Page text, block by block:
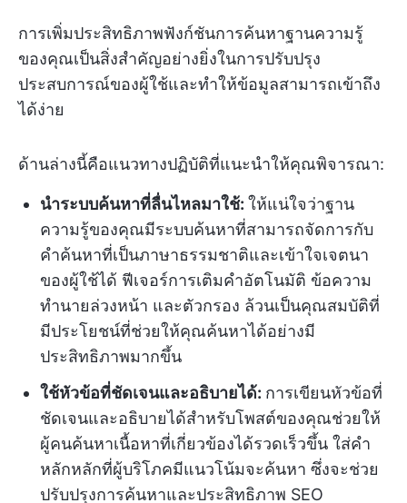
การเพิ่มประสิทธิภาพฟังก์ชันการค้นหาฐานความรู้
ของคุณเป็นสิ่งสำคัญอย่างยิ่งในการปรับปรุง
ประสบการณ์ของผู้ใช้และทำให้ข้อมูลสามารถเข้าถึง
ได้ง่าย
ด้านล่างนี้คือแนวทางปฏิบัติที่แนะนำให้คุณพิจารณา:
นำระบบค้นหาที่ลื่นไหลมาใช้: ให้แน่ใจว่าฐาน
ความรู้ของคุณมีระบบค้นหาที่สามารถจัดการกับ
คำค้นหาที่เป็นภาษาธรรมชาติและเข้าใจเจตนา
ของผู้ใช้ได้ ฟีเจอร์การเติมคำอัตโนมัติ ข้อความ
ทำนายล่วงหน้า และตัวกรอง ล้วนเป็นคุณสมบัติที่
มีประโยชน์ที่ช่วยให้คุณค้นหาได้อย่างมี
ประสิทธิภาพมากขึ้น
ใช้หัวข้อที่ชัดเจนและอธิบายได้: การเขียนหัวข้อที่
ชัดเจนและอธิบายได้สำหรับโพสต์ของคุณช่วยให้
ผู้คนค้นหาเนื้อหาที่เกี่ยวข้องได้รวดเร็วขึ้น ใส่คำ
หลักหลักที่ผู้บริโภคมีแนวโน้มจะค้นหา ซึ่งจะช่วย
ปรับปรุงการค้นหาและประสิทธิภาพ SEO